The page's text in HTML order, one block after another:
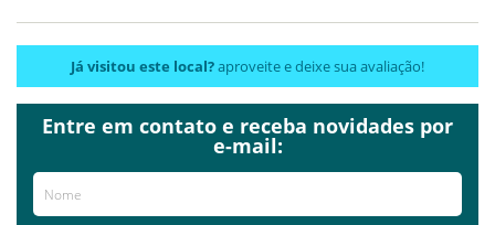
Já visitou este local?aproveite e deixe sua avaliação!
Avaliações
Entre em contato e receba novidades por
e-mail: